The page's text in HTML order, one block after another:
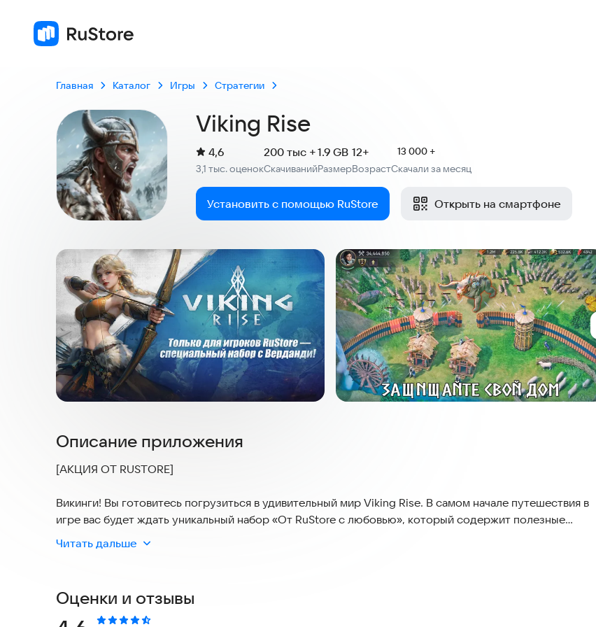
Главная Каталог Игры Стратегии
Viking Rise
Рейтинг:
4,6
3,1 тыс. оценокСкачиваний
200 тыс +
Размер
1.9 GB
Возраст
12+
13 000 +
Скачали за месяц
Установить с помощью RuStore Открыть на смартфоне
Скриншоты
Описание приложения
[АКЦИЯ ОТ RUSTORE]
Викинги! Вы готовитесь погрузиться в удивительный мир Viking Rise. В самом начале путешествия в
игре вас будет ждать уникальный набор «От RuStore с любовью», который содержит полезные
ресурсы со скидкой, а также легедарного героя Верданди. Кроме того, прямо сейчас вы можете
воспользоваться подарочным кодом VRRUSTORE и получить массу бесплатных призов. Подробности
Viking Rise — это бесплатная стратегия, в которой вы отправитесь в героический мир Скандинавии.
Мир северных красавиц и бородачей у вас на ладони!
Читать дальше
Оценки и отзывы